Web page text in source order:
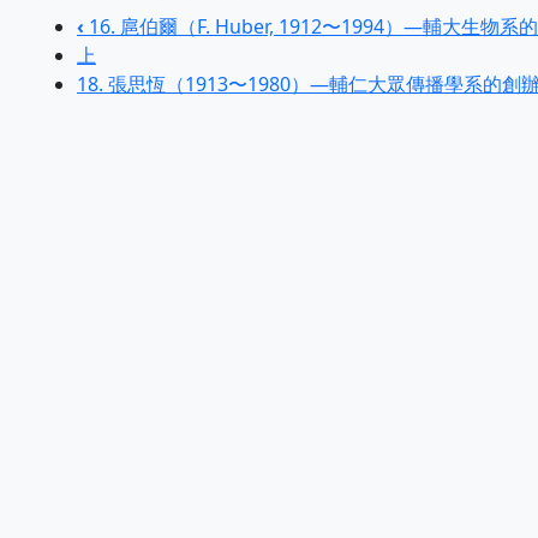
‹ 16. 扈伯爾（F. Huber, 1912〜1994）—輔大生物系
上
18. 張思恆（1913〜1980）—輔仁大眾傳播學系的創